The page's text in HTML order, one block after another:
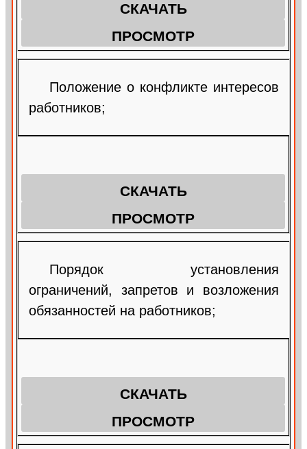
СКАЧАТЬ
ПРОСМОТР
Положение о конфликте интересов
работников;
СКАЧАТЬ
ПРОСМОТР
Порядок установления
ограничений, запретов и возложения
обязанностей на работников;
СКАЧАТЬ
ПРОСМОТР